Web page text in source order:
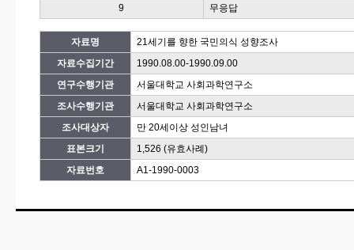
9
무응답
자료명
21세기를 향한 국민의식 성향조사
자료수집기간
1990.08.00-1990.09.00
연구수행기관
서울대학교 사회과학연구소
조사수행기관
서울대학교 사회과학연구소
조사대상자
만 20세이상 성인남녀
표본크기
1,526 (유효사례)
자료번호
A1-1990-0003